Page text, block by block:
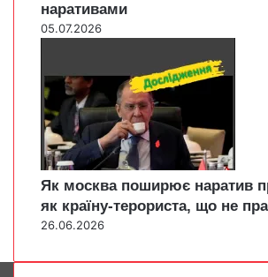
наративами
05.07.2026
Як москва поширює наратив
як країну-терориста, що не
26.06.2026